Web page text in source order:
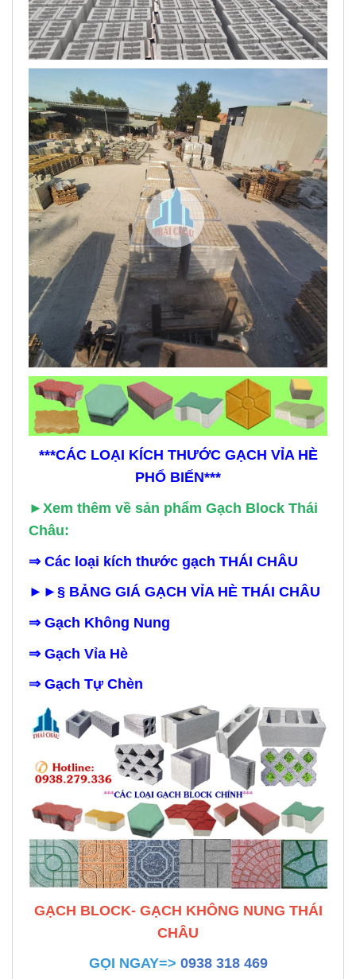
***CÁC LOẠI KÍCH THƯỚC GẠCH VỈA HÈ
PHỔ BIẾN***
►Xem thêm về sản phẩm Gạch Block Thái
Châu:
⇒ Các loại kích thước gạch THÁI CHÂU
►►§ BẢNG GIÁ GẠCH VỈA HÈ THÁI CHÂU
⇒ Gạch Không Nung
⇒ Gạch Vỉa Hè
⇒ Gạch Tự Chèn
GẠCH BLOCK- GẠCH KHÔNG NUNG THÁI
CHÂU
GỌI NGAY=> 0938 318 469